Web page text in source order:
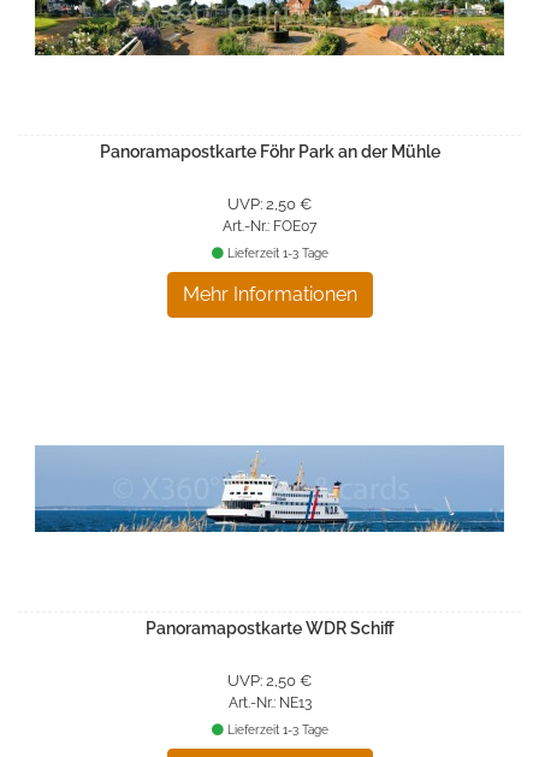
Panoramapostkarte Föhr Park an der Mühle
UVP: 2,50 €
Art.-Nr.: FOE07
Mehr Informationen
Lieferzeit 1-3 Tage
Panoramapostkarte WDR Schiff
UVP: 2,50 €
Art.-Nr.: NE13
Lieferzeit 1-3 Tage